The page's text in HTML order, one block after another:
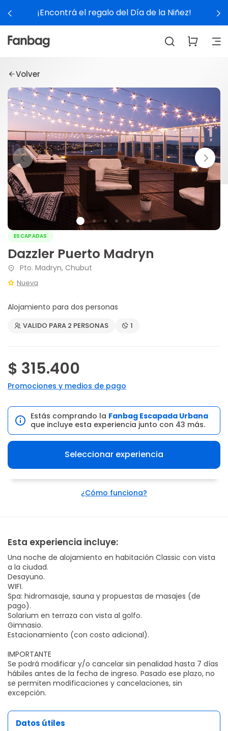
Ver experiencias
Volver
ESCAPADAS
Dazzler Puerto Madryn
Pto. Madryn, Chubut
Nueva
Alojamiento para dos personas
VALIDO PARA 2 PERSONAS 1
$ 315.400
Promociones y medios de pago
Estás comprando la Fanbag Escapada Urbana
que incluye esta experiencia junto con 43 más.
Seleccionar experiencia
¿Cómo funciona?
Esta experiencia incluye:
Una noche de alojamiento en habitación Classic con vista
a la ciudad.
Desayuno.
WIFI.
Spa: hidromasaje, sauna y propuestas de masajes (de
pago).
Solarium en terraza con vista al golfo.
Gimnasio.
Estacionamiento (con costo adicional).
IMPORTANTE
Se podrá modificar y/o cancelar sin penalidad hasta 7 días
hábiles antes de la fecha de ingreso. Pasado ese plazo, no
se permiten modificaciones y cancelaciones, sin
excepción.
Datos útiles